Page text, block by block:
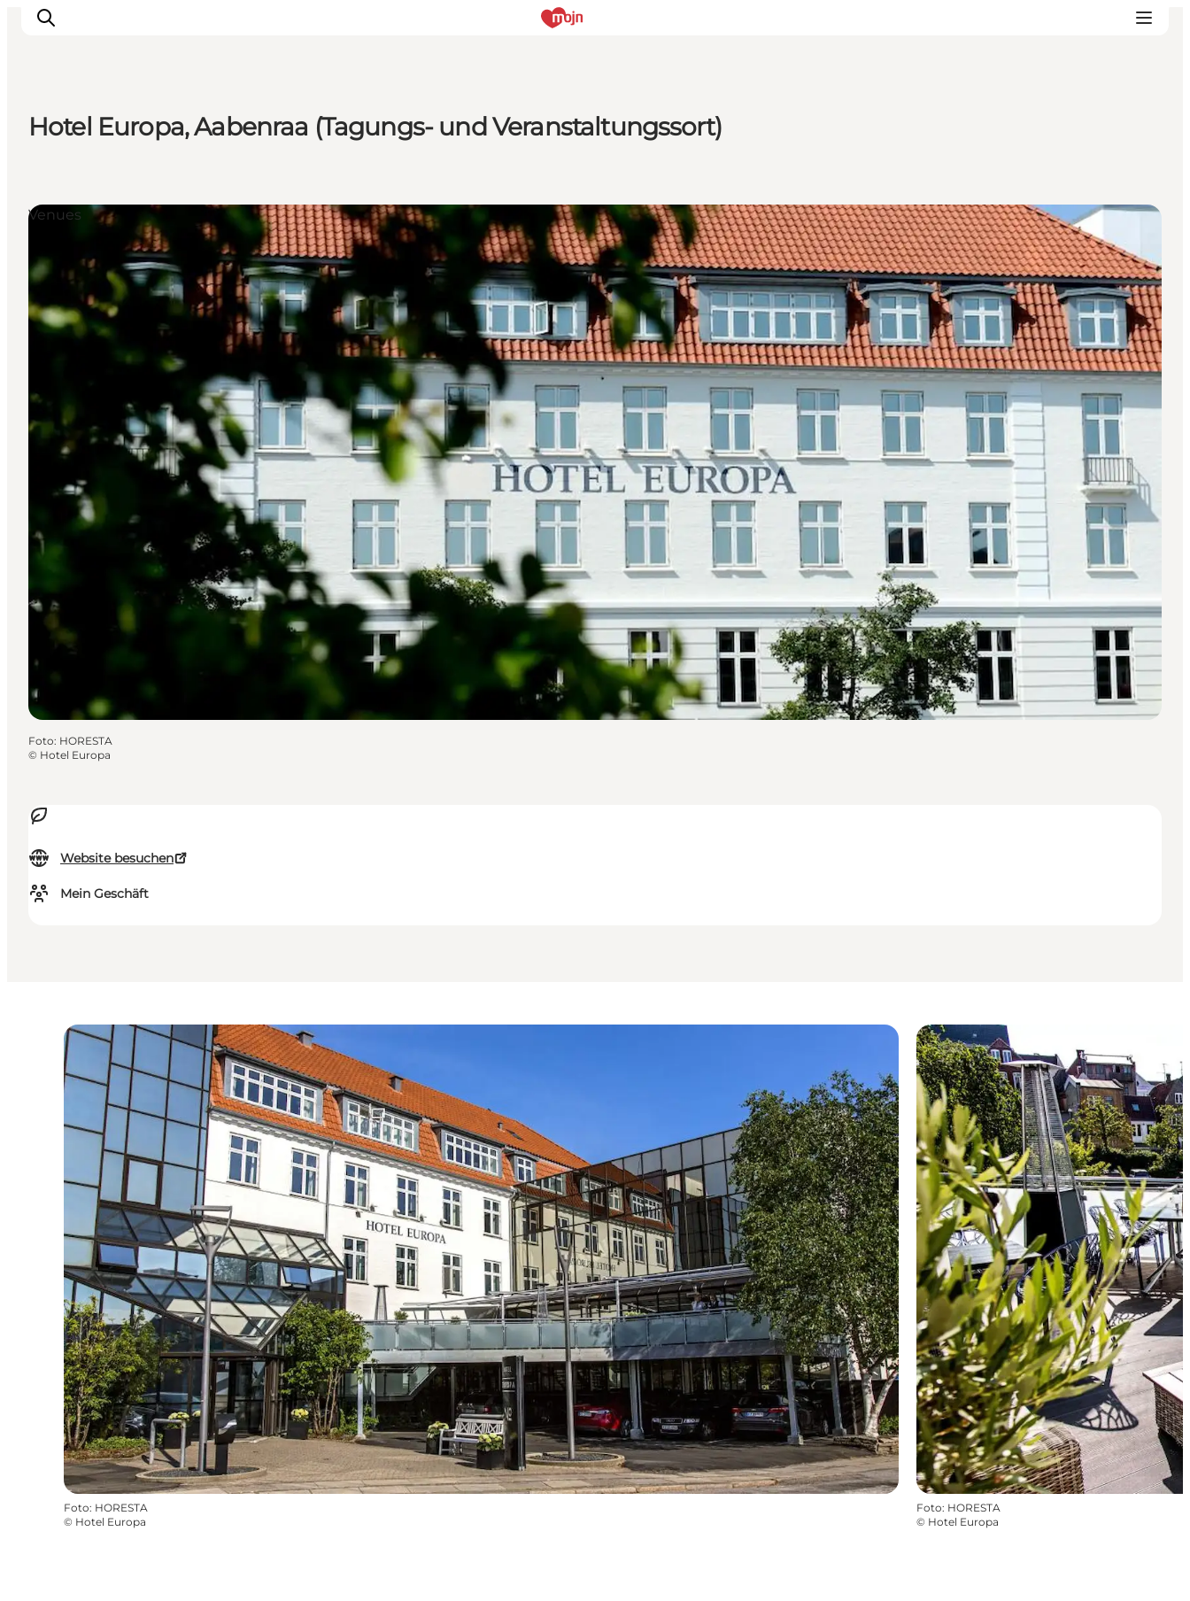
Events
Übernachtung
Plane deine Reise
Booking
Hotel Europa, Aabenraa (Tagungs- und Veranstaltungssort)
Website besuchen
Mein Geschäft
Venues
Foto: HORESTA
© Hotel Europa
Foto: HORESTA
© Hotel Europa
Foto: HORESTA
© Hotel Europa